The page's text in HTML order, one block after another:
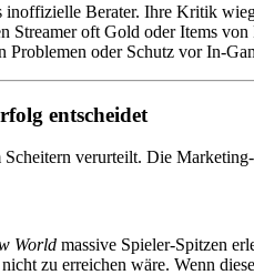
inoffizielle Berater. Ihre Kritik
oft Gold oder Items von
Problemen oder Schutz vor In-
entscheidet
Scheitern verurteilt. Die
World massive Spieler-Spitzen
zu erreichen wäre. Wenn